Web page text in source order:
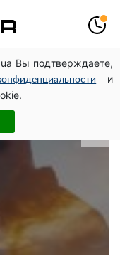
Вы подтверждаете,
и